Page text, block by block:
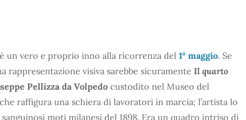
è un vero e proprio inno alla ricorrenza del 1° maggio. Se
rappresentazione visiva sarebbe sicuramente Il quarto
Pellizza da Volpedo custodito nel Museo del
raffigura una schiera di lavoratori in marcia; l’artista lo
moti milanesi del 1898. Era un quadro intriso di